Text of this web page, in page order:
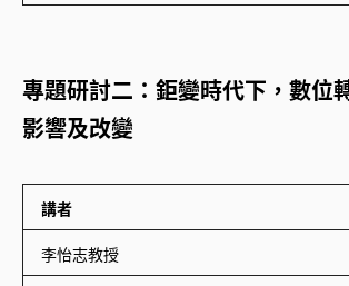
專題研討二：鉅變時代下，數位
影響及改變
講者
李怡志教授